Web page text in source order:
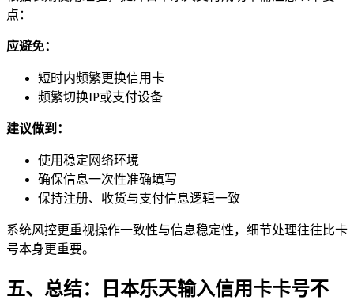
点：
应避免：
短时内频繁更换信用卡
频繁切换IP或支付设备
建议做到：
使用稳定网络环境
确保信息一次性准确填写
保持注册、收货与支付信息逻辑一致
系统风控更重视操作一致性与信息稳定性，细节处理往往比卡
号本身更重要。
五、总结：日本乐天输入信用卡卡号不